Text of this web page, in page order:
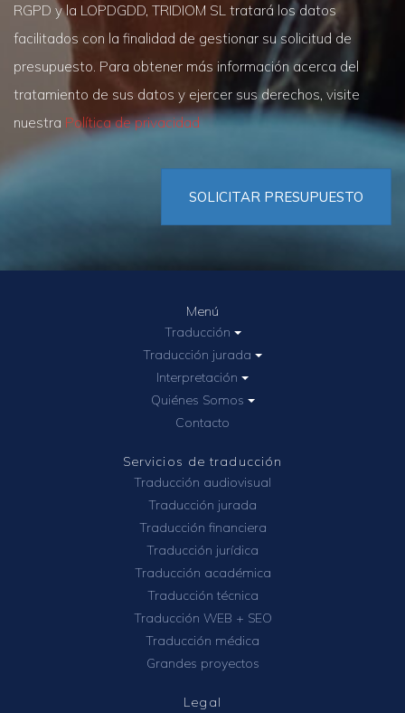
RGPD y la LOPDGDD, TRIDIOM SL tratará los datos
facilitados con la finalidad de gestionar su solicitud de
presupuesto. Para obtener más información acerca del
tratamiento de sus datos y ejercer sus derechos, visite
nuestra Política de privacidad
SOLICITAR PRESUPUESTO
Menú
Traducción
Traducción jurada
Interpretación
Quiénes Somos
Contacto
Servicios de traducción
Traducción audiovisual
Traducción jurada
Traducción financiera
Traducción jurídica
Traducción académica
Traducción técnica
Traducción WEB + SEO
Traducción médica
Grandes proyectos
Legal